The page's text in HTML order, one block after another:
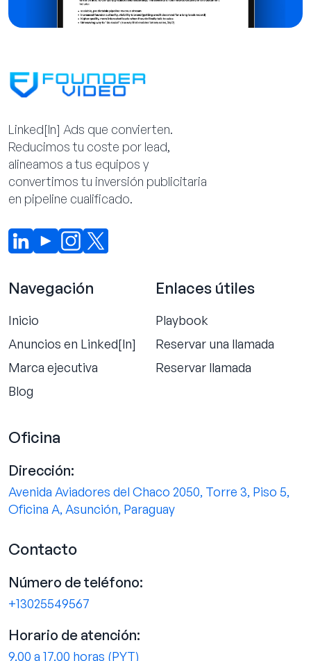
Linked[ln] Ads que convierten.
Reducimos tu coste por lead,
alineamos a tus equipos y
convertimos tu inversión publicitaria
en pipeline cualificado.
Navegación
Inicio
Anuncios en Linked[ln]
Marca ejecutiva
Blog
Enlaces útiles
Playbook
Reservar una llamada
Reservar llamada
Oficina
Dirección:
Avenida Aviadores del Chaco 2050, Torre 3, Piso 5,
Oficina A, Asunción, Paraguay
Contacto
Número de teléfono:
+13025549567
Horario de atención:
9.00 a 17.00 horas (PYT)